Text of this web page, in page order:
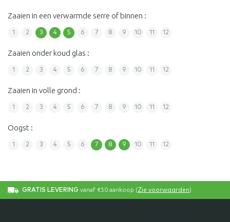
Zaaien in een verwarmde serre of binnen :
1 2 3 4 5 6 7 8 9 10 11 12
Zaaien onder koud glas :
1 2 3 4 5 6 7 8 9 10 11 12
Zaaien in volle grond :
1 2 3 4 5 6 7 8 9 10 11 12
Oogst :
1 2 3 4 5 6 7 8 9 10 11 12
GRATIS LEVERING vanaf €50 aankoop (Zie voorwaarden)